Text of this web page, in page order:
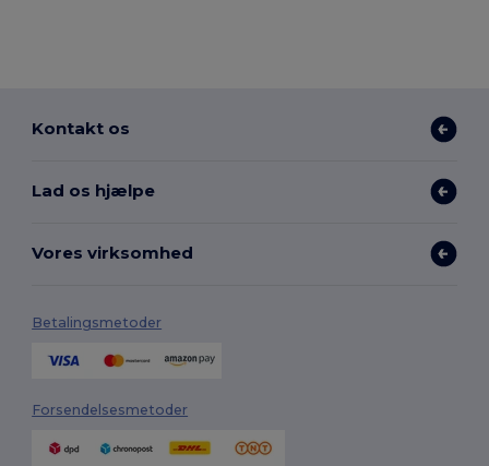
Kontakt os
Lad os hjælpe
Vores virksomhed
Betalingsmetoder
Forsendelsesmetoder